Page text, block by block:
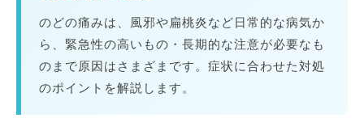
のどの痛みは、風邪や扁桃炎など日常的な病気か
ら、緊急性の高いもの・長期的な注意が必要なも
のまで原因はさまざまです。症状に合わせた対処
のポイントを解説します。